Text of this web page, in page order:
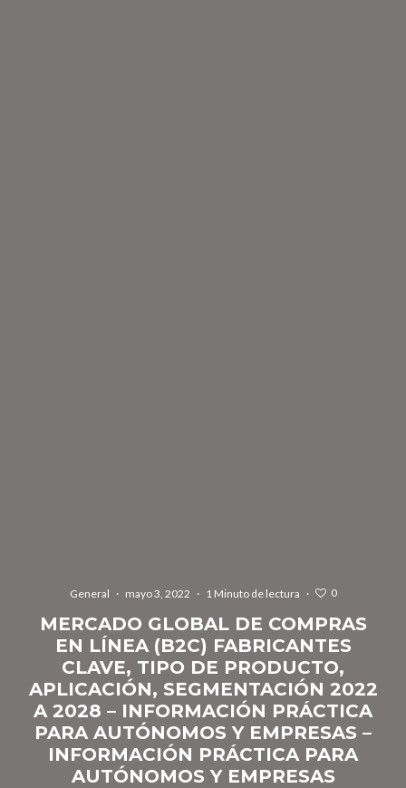
General · mayo 3, 2022 · 1 Minuto de lectura · 0
MERCADO GLOBAL DE COMPRAS
EN LÍNEA (B2C) FABRICANTES
CLAVE, TIPO DE PRODUCTO,
APLICACIÓN, SEGMENTACIÓN 2022
A 2028 – INFORMACIÓN PRÁCTICA
PARA AUTÓNOMOS Y EMPRESAS –
INFORMACIÓN PRÁCTICA PARA
AUTÓNOMOS Y EMPRESAS